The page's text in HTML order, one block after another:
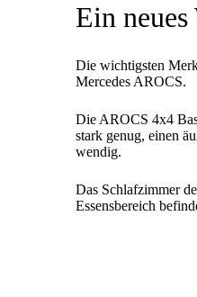
Ein
Die wichtigsten
Mercedes AROCS.
Die AROCS 4x4
stark genug, einen
wendig.
Das Schlafzimmer
Essensbereich